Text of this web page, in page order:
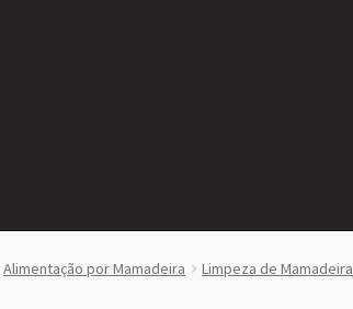
Alimentação por Mamadeira Limpeza de Mamadeira